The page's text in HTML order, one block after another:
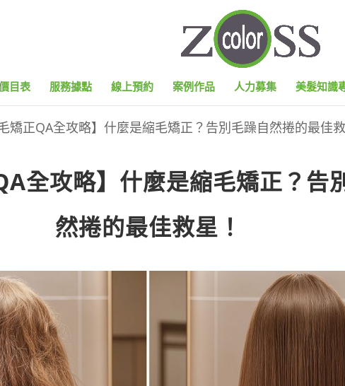
目表 服務據點 線上預約 案例作品 人力募集 美髮知識
毛矯正QA全攻略】什麼是縮毛矯正？告別毛躁自然捲的最佳救
全攻略】什麼是縮毛矯正？告
然捲的最佳救星！